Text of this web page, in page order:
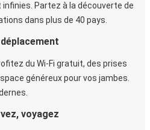
Partez à la découverte de
dans plus de 40 pays.
du Wi-Fi gratuit, des prises
généreux pour vos jambes.
voyagez